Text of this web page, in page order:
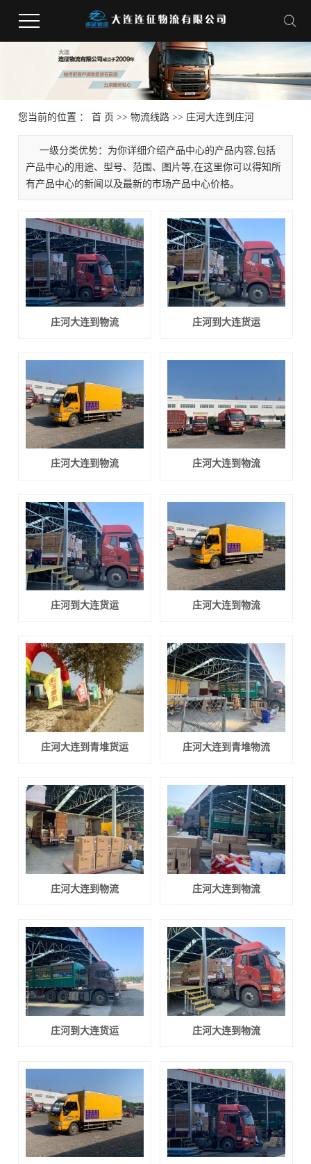
您当前的位置 ：首 页 >>物流线路 >> 庄河大连到庄河
一级分类优势：为你详细介绍产品中心的产品内容,包括
产品中心的用途、型号、范围、图片等,在这里你可以得知所
有产品中心的新闻以及最新的市场产品中心价格。
庄河大连到物流 庄河到大连货运
庄河大连到物流 庄河大连到物流
庄河到大连货运 庄河大连到物流
庄河大连到青堆货运 庄河大连到青堆物流
庄河大连到物流 庄河大连到物流
庄河到大连货运 庄河大连到物流